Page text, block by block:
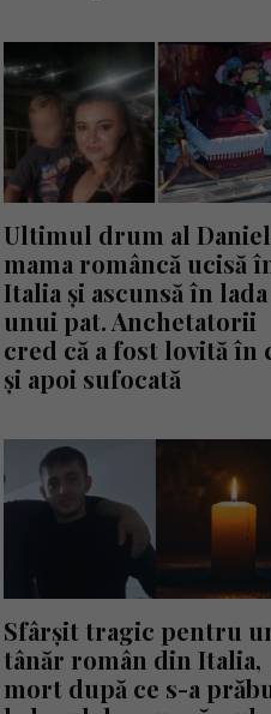
Ultimul drum al
mama româncă ucisă
Italia și ascunsă în lada
unui pat. Anchetatorii
cred că a fost lovită în
și apoi sufocată
Sfârșit tragic pentru
tânăr român din Italia,
mort după ce s-a